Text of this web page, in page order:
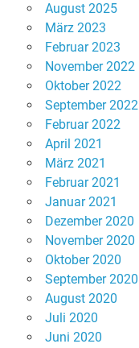
August 2025
März 2023
Februar 2023
November 2022
Oktober 2022
September 2022
Februar 2022
April 2021
März 2021
Februar 2021
Januar 2021
Dezember 2020
November 2020
Oktober 2020
September 2020
August 2020
Juli 2020
Juni 2020